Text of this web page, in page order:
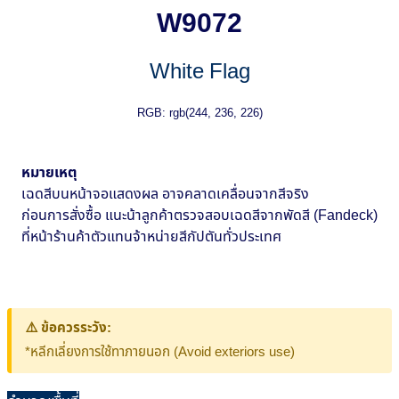
W9072
White Flag
RGB: rgb(244, 236, 226)
หมายเหตุ
เฉดสีบนหน้าจอแสดงผล อาจคลาดเคลื่อนจากสีจริง
ก่อนการสั่งซื้อ แนะน้าลูกค้าตรวจสอบเฉดสีจากพัดสี (Fandeck)
ที่หน้าร้านค้าตัวแทนจ้าหน่ายสีกัปตันทั่วประเทศ
⚠️ ข้อควรระวัง:
*หลีกเลี่ยงการใช้ทาภายนอก (Avoid exteriors use)